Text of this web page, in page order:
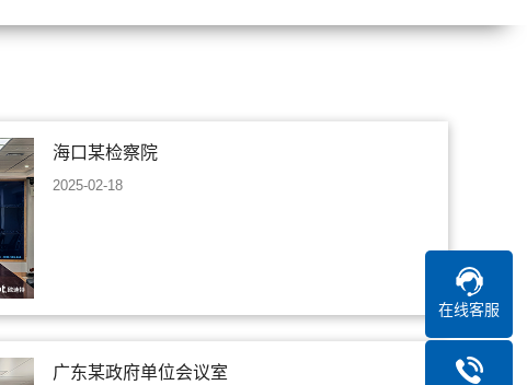
海口某检察院
2025-02-18
广东某政府单位会议室
在线客服